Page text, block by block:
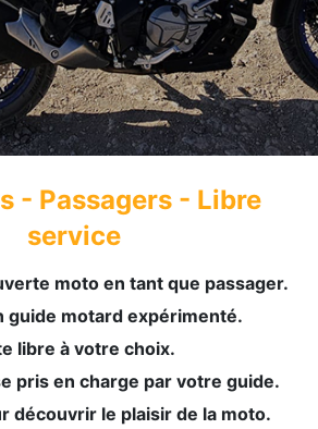
- Passagers - Libre
service
moto en tant que passager.
guide motard expérimenté.
libre à votre choix.
pris en charge par votre guide.
découvrir le plaisir de la moto.